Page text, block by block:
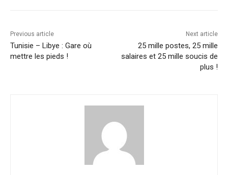
Previous article
Tunisie – Libye : Gare où
mettre les pieds !
Next article
25 mille postes, 25 mille
salaires et 25 mille soucis de
plus !